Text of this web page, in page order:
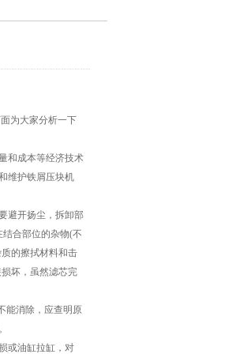
为大家分析一下
和成本等经济技术
维护铁屑压块机
避开扬尘，拆卸部
合部位的杂物(不
的擦拭材料和击
坏，虽然滤芯完
消除，应查明原
或油缸拉缸，对